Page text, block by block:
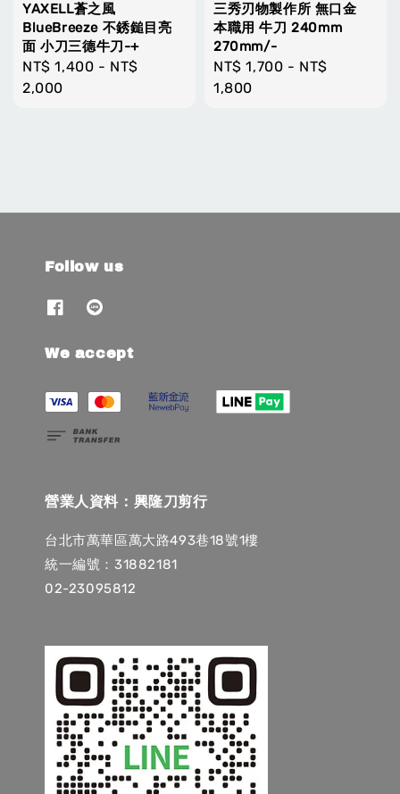
YAXELL蒼之風
BlueBreeze 不銹鎚目亮
面 小刀三德牛刀-+
Regular
price
NT$ 1,400 - NT$
2,000
三秀刃物製作所 無口金
本職用 牛刀 240mm
270mm/-
Regular
price
NT$ 1,700 - NT$
1,800
Follow us
We accept
營業人資料：興隆刀剪行
台北市萬華區萬大路493巷18號1樓
統一編號：31882181
02-23095812